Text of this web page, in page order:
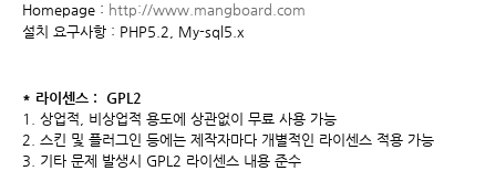
Homepage : http://www.mangboard.com
설치 요구사항 : PHP5.2, My-sql5.x
* 라이센스 : GPL2
1. 상업적, 비상업적 용도에 상관없이 무료 사용 가능
2. 스킨 및 플러그인 등에는 제작자마다 개별적인 라이센스 적용 가능
3. 기타 문제 발생시 GPL2 라이센스 내용 준수